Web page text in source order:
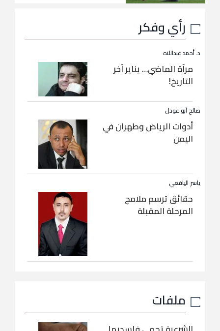
رأي وفكر
د. أحمد عبداللاه
مرآة الماضي… يناير آخر
التاريخ!
صالح أبو عوذل
أدوات الرياض وطهران في
اليمن
ياسر اليافعي
حقائق ترسم ملامح
المرحلة المقبلة
ملفات